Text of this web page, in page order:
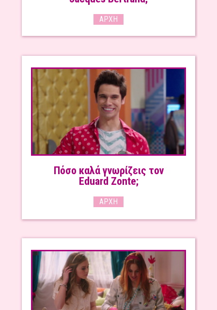
ΑΡΧΉ
Πόσο καλά γνωρίζεις τον
Eduard Zonte;
ΑΡΧΉ